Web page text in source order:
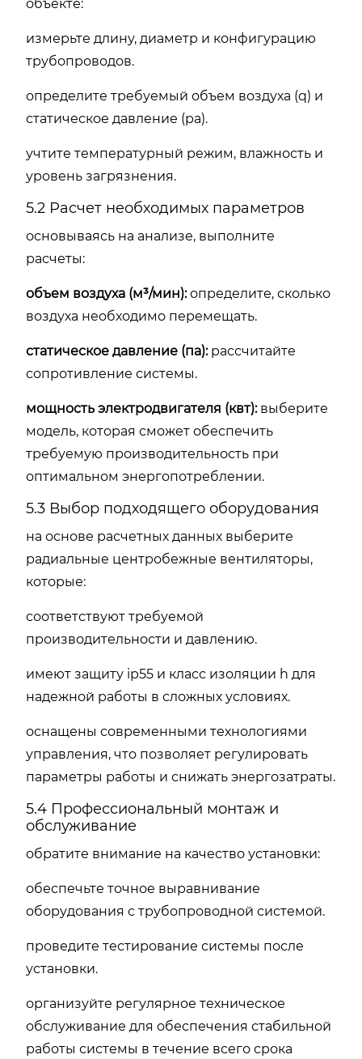
объекте:
измерьте длину, диаметр и конфигурацию
трубопроводов.
определите требуемый объем воздуха (q) и
статическое давление (pa).
учтите температурный режим, влажность и
уровень загрязнения.
5.2 Расчет необходимых параметров
основываясь на анализе, выполните
расчеты:
объем воздуха (м³/мин):определите, сколько
воздуха необходимо перемещать.
статическое давление (па):рассчитайте
сопротивление системы.
мощность электродвигателя (квт):выберите
модель, которая сможет обеспечить
требуемую производительность при
оптимальном энергопотреблении.
5.3 Выбор подходящего оборудования
на основе расчетных данных выберите
радиальные центробежные вентиляторы,
которые:
соответствуют требуемой
производительности и давлению.
имеют защиту ip55 и класс изоляции h для
надежной работы в сложных условиях.
оснащены современными технологиями
управления, что позволяет регулировать
параметры работы и снижать энергозатраты.
5.4 Профессиональный монтаж и
обслуживание
обратите внимание на качество установки:
обеспечьте точное выравнивание
оборудования с трубопроводной системой.
проведите тестирование системы после
установки.
организуйте регулярное техническое
обслуживание для обеспечения стабильной
работы системы в течение всего срока